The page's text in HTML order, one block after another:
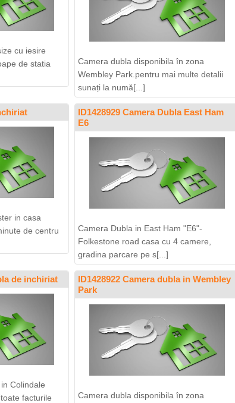
cu iesire
de statia
Camera dubla disponibila în zona
Wembley Park.pentru mai multe detalii
sunați la numă[...]
in casa
de centru
ID1428929 Camera Dubla East Ham
E6
Camera Dubla in East Ham "E6"-
Folkestone road casa cu 4 camere,
gradina parcare pe s[...]
de inchiriat
Colindale
facturile
ID1428922 Camera dubla in Wembley
Park
Camera dubla disponibila în zona